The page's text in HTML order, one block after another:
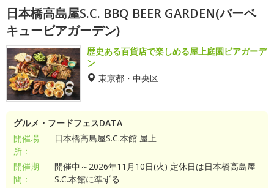
日本橋高島屋S.C. BBQ BEER GARDEN(バーベ
キュービアガーデン)
歴史ある百貨店で楽しめる屋上庭園ビアガーデ
ン
東京都・中央区
グルメ・フードフェスDATA
開催場
所：
日本橋高島屋S.C.本館 屋上
開催期
間：
開催中～2026年11月10日(火) 定休日は日本橋高島屋
S.C.本館に準ずる